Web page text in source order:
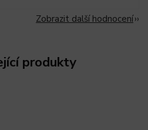
Zobrazit další hodnocení
produkty